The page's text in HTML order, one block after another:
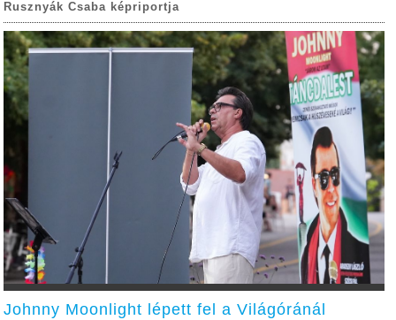
Rusznyák Csaba képriportja
Johnny Moonlight lépett fel a Világóránál